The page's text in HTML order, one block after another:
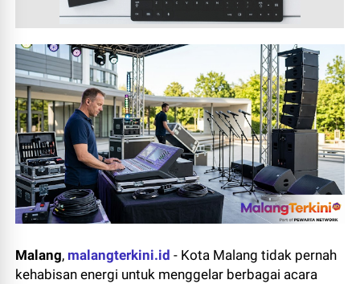
Malang, malangterkini.id - Kota Malang tidak pernah
kehabisan energi untuk menggelar berbagai acara